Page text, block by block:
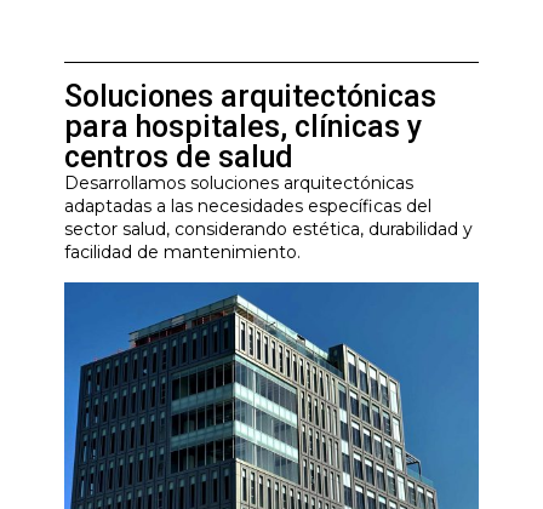
Soluciones arquitectónicas
para hospitales, clínicas y
centros de salud
Desarrollamos soluciones arquitectónicas
adaptadas a las necesidades específicas del
sector salud, considerando estética, durabilidad y
facilidad de mantenimiento.